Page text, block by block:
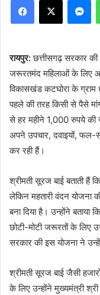
रायपुर:छत्तीसगढ़ सरकार की
जरूरतमंद महिलाओं के लिए
विकासखंड कटघोरा के ग्राम
पहले की तरह किसी से पैसे
से हर महीने 1,000 रुपये की
अपने उपचार, दवाइयों, फल-
कर रही हैं।
श्रीमती सूरज बाई बताती हैं
लेकिन महतारी वंदन योजना
बना दिया है। उन्होंने बताया
छोटी-मोटी जरूरतों के लिए
सरकार की इस योजना ने
श्रीमती सूरज बाई जैसी
के लिए उन्होंने मुख्यमंत्री